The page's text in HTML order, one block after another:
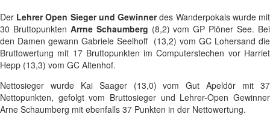
Der Lehrer Open Sieger und Gewinnerdes Wanderpokals wurde mit
30 Bruttopunkten Arrne Schaumberg (8,2) vom GP Plöner See. Bei
den Damen gewann Gabriele Seelhoff (13,2) vom GC Lohersand die
Bruttowertung mit 17 Bruttopunkten im Computerstechen vor Harriet
Hepp (13,3) vom GC Altenhof.
Nettosieger wurde Kai Saager (13,0) vom Gut Apeldör mit 37
Nettopunkten, gefolgt vom Bruttosieger und Lehrer-Open Gewinner
Arne Schaumberg mit ebenfalls 37 Punkten in der Nettowertung.